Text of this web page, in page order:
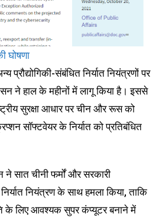
घोषणा
प्रौद्योगिकी-संबंधित निर्यात नियंत्रणों पर
ने हाल के महीनों में लागू किया है। इससे
सुरक्षा आधार पर चीन और रूस को
सॉफ्टवेयर के निर्यात को प्रतिबंधित
ने सात चीनी फर्मों और सरकारी
नियंत्रण के साथ हमला किया, ताकि
के लिए आवश्यक सुपर कंप्यूटर बनाने में